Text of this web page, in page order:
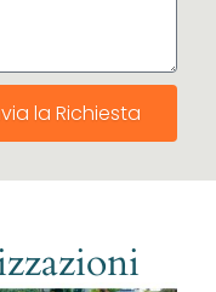
la Richiesta